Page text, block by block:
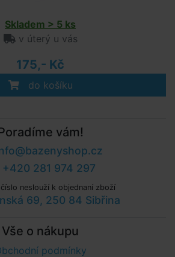
Skladem > 5 ks
v úterý u vás
175,- Kč
do košíku
vám!
+420 281 974 297
neslouží k objednaní zboží
69, 250 84 Sibřina
Vše o nákupu
podmínky